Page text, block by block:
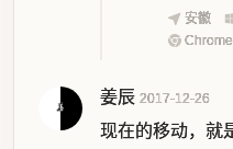
安徽
姜辰 2017-12-26
现在的移动，就